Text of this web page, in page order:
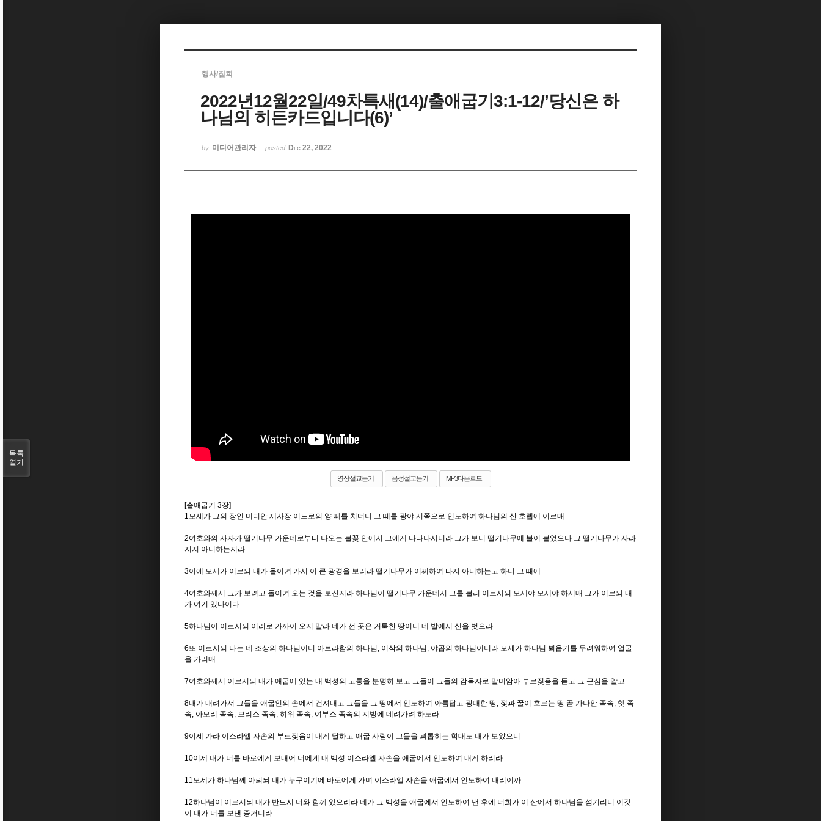
행사/집회
2022년12월22일/49차특새(14)/출애굽기3:1-12/’당신은 하
나님의 히든카드입니다(6)’
by 미디어관리자 posted Dec 22, 2022
영상설교듣기 음성설교듣기 MP3다운로드
[출애굽기 3장]
1모세가 그의 장인 미디안 제사장 이드로의 양 떼를 치더니 그 떼를 광야 서쪽으로 인도하여 하나님의 산 호렙에 이르매
2여호와의 사자가 떨기나무 가운데로부터 나오는 불꽃 안에서 그에게 나타나시니라 그가 보니 떨기나무에 불이 붙었으나 그 떨기나무가 사라
지지 아니하는지라
3이에 모세가 이르되 내가 돌이켜 가서 이 큰 광경을 보리라 떨기나무가 어찌하여 타지 아니하는고 하니 그 때에
4여호와께서 그가 보려고 돌이켜 오는 것을 보신지라 하나님이 떨기나무 가운데서 그를 불러 이르시되 모세야 모세야 하시매 그가 이르되 내
가 여기 있나이다
5하나님이 이르시되 이리로 가까이 오지 말라 네가 선 곳은 거룩한 땅이니 네 발에서 신을 벗으라
6또 이르시되 나는 네 조상의 하나님이니 아브라함의 하나님, 이삭의 하나님, 야곱의 하나님이니라 모세가 하나님 뵈옵기를 두려워하여 얼굴
을 가리매
7여호와께서 이르시되 내가 애굽에 있는 내 백성의 고통을 분명히 보고 그들이 그들의 감독자로 말미암아 부르짖음을 듣고 그 근심을 알고
8내가 내려가서 그들을 애굽인의 손에서 건져내고 그들을 그 땅에서 인도하여 아름답고 광대한 땅, 젖과 꿀이 흐르는 땅 곧 가나안 족속, 헷 족
속, 아모리 족속, 브리스 족속, 히위 족속, 여부스 족속의 지방에 데려가려 하노라
9이제 가라 이스라엘 자손의 부르짖음이 내게 달하고 애굽 사람이 그들을 괴롭히는 학대도 내가 보았으니
10이제 내가 너를 바로에게 보내어 너에게 내 백성 이스라엘 자손을 애굽에서 인도하여 내게 하리라
11모세가 하나님께 아뢰되 내가 누구이기에 바로에게 가며 이스라엘 자손을 애굽에서 인도하여 내리이까
12하나님이 이르시되 내가 반드시 너와 함께 있으리라 네가 그 백성을 애굽에서 인도하여 낸 후에 너희가 이 산에서 하나님을 섬기리니 이것
이 내가 너를 보낸 증거니라
목록
열기
Sketchbook5, 스케치북5